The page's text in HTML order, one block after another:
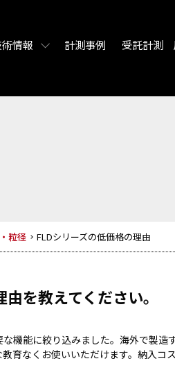
情報 計測事例 受託計測
粒径 FLDシリーズの低価格の理由
を教えてください。
機能に絞り込みました。海外で製造
育なくお使いいただけます。納入コ